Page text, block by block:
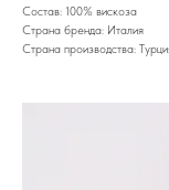
Состав: 100% вискоза
Страна бренда: Италия
Страна производства: